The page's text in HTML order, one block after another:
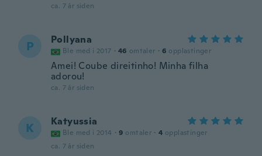
ca. 7 år siden
P Pollyana
Ble med i 2017 · 46 omtaler · 6 opplastinger
Amei! Coube direitinho! Minha filha
adorou!
ca. 7 år siden
K Katyussia
Ble med i 2014 · 9 omtaler · 4 opplastinger
ca. 7 år siden